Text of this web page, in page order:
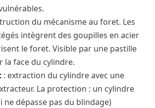
du mécanisme au foret. Les
intègrent des goupilles en acier
le foret. Visible par une pastille
la face du cylindre.
: extraction du cylindre avec une
La protection : un cylindre
dépasse pas du blindage)